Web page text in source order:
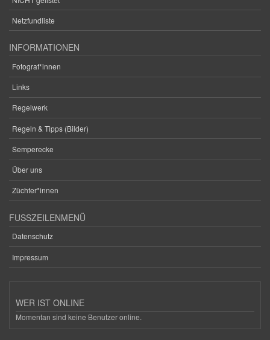
Netzfundliste
INFORMATIONEN
Fotograf*innen
Links
Regelwerk
Regeln & Tipps (Bilder)
Semperecke
Über uns
Züchter*innen
FUSSZEILENMENÜ
Datenschutz
Impressum
WER IST ONLINE
Momentan sind keine Benutzer online.